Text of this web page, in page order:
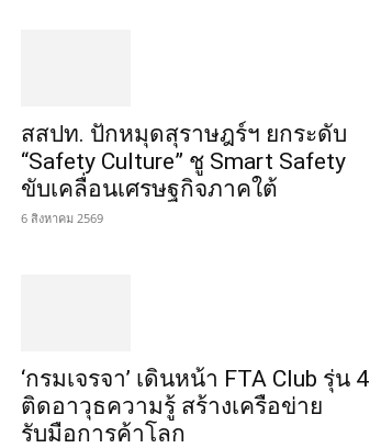
สสปท. ปักหมุดสุราษฎร์ฯ ยกระดับ
“Safety Culture” ชู Smart Safety
ขับเคลื่อนเศรษฐกิจภาคใต้
6 สิงหาคม 2569
‘กรมเจรจา’ เดินหน้า FTA Club รุ่น 4
ติดอาวุธความรู้ สร้างเครือข่าย
รับมือการค้าโลก